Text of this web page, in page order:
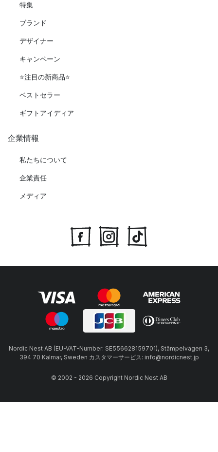
特集
ブランド
デザイナー
キャンペーン
⭐️注目の新商品⭐️
ベストセラー
ギフトアイディア
企業情報
私たちについて
企業責任
メディア
Nordic Nest AB (EU-VAT-Number: SE556628159701), Stämpelvägen 3,
394 70 Kalmar, Sweden カスタマーサービス: info@nordicnest.jp
© 2002 - 2026 Copyright Nordic Nest AB